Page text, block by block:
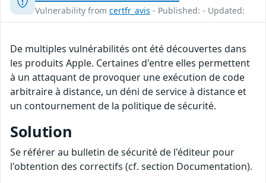
Vulnerability from certfr_avis - Published: - Updated:
De multiples vulnérabilités ont été découvertes dans
les produits Apple. Certaines d'entre elles permettent
à un attaquant de provoquer une exécution de code
arbitraire à distance, un déni de service à distance et
un contournement de la politique de sécurité.
Solution
Se référer au bulletin de sécurité de l'éditeur pour
l'obtention des correctifs (cf. section Documentation).